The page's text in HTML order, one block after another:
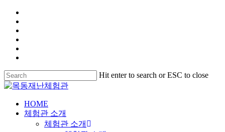
Hit enter to search or ESC to close
HOME
체험관 소개
체험관 소개